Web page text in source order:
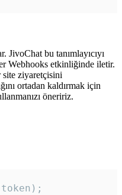
bu tanımlayıcıyı
Webhooks etkinliğinde iletir.
site ziyaretçisini
ortadan kaldırmak için
öneririz.